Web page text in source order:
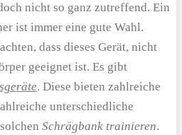
nicht so ganz zutreffend. Ein
ist immer eine gute Wahl.
dass dieses Gerät, nicht
geeignet ist. Es gibt
. Diese bieten zahlreiche
unterschiedliche
Schrägbank trainieren.